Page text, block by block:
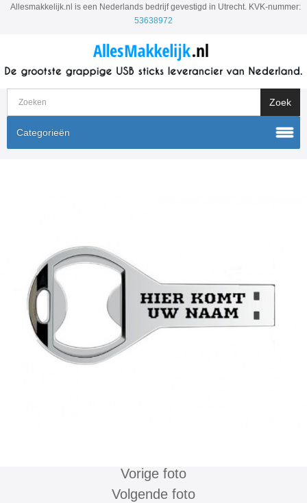
Allesmakkelijk.nl is een Nederlands bedrijf gevestigd in Utrecht. KVK-nummer:
53638972
Categorieën
Vorige foto
Volgende foto